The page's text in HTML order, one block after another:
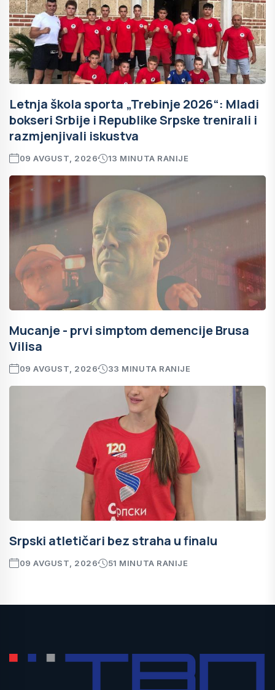
Letnja škola sporta „Trebinje 2026“: Mladi
bokseri Srbije i Republike Srpske trenirali i
razmjenjivali iskustva
09 AVGUST, 2026 13 MINUTA RANIJE
Mucanje - prvi simptom demencije Brusa
Vilisa
09 AVGUST, 2026 33 MINUTA RANIJE
Srpski atletičari bez straha u finalu
09 AVGUST, 2026 51 MINUTA RANIJE